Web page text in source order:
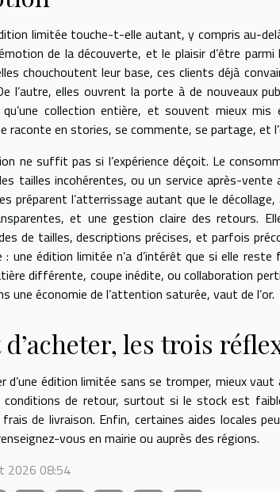
limitée touche-t-elle autant, y compris au-
de la découverte, et le plaisir d’être
chouchoutent leur base, ces clients déjà
l’autre, elles ouvrent la porte à de nouveaux
qu’une collection entière, et souvent mieux
raconte en stories, se commente, se partage, et
ne suffit pas si l’expérience déçoit. Le
tailles incohérentes, ou un service après-
préparent l’atterrissage autant que le
et une gestion claire des retours.
de tailles, descriptions précises, et parfois
: une édition limitée n’a d’intérêt que si elle
différente, coupe inédite, ou collaboration
une économie de l’attention saturée, vaut de l’or.
les trois
d’une édition limitée sans se tromper, mieux
conditions de retour, surtout si le stock est
de livraison. Enfin, certaines aides locales
vous en mairie ou auprès des régions.
2026 08:54